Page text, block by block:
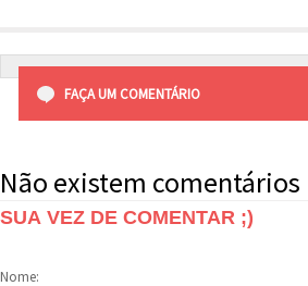
FAÇA UM COMENTÁRIO
Não existem comentários
SUA VEZ DE COMENTAR ;)
Nome: